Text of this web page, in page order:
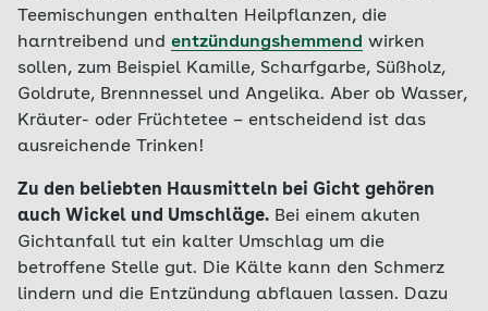
Teemischungen enthalten Heilpflanzen, die
harntreibend und entzündungshemmend wirken
sollen, zum Beispiel Kamille, Scharfgarbe, Süßholz,
Goldrute, Brennnessel und Angelika. Aber ob Wasser,
Kräuter- oder Früchtetee – entscheidend ist das
ausreichende Trinken!
Zu den beliebten Hausmitteln bei Gicht gehören
auch Wickel und Umschläge. Bei einem akuten
Gichtanfall tut ein kalter Umschlag um die
betroffene Stelle gut. Die Kälte kann den Schmerz
lindern und die Entzündung abflauen lassen. Dazu